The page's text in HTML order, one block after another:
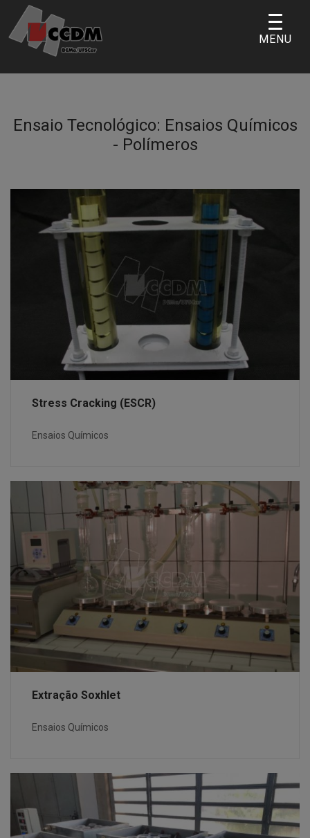
content
Ensaio Tecnológico: Ensaios Químicos
- Polímeros
Stress Cracking (ESCR)
Ensaios Químicos
Extração Soxhlet
Ensaios Químicos
MENU